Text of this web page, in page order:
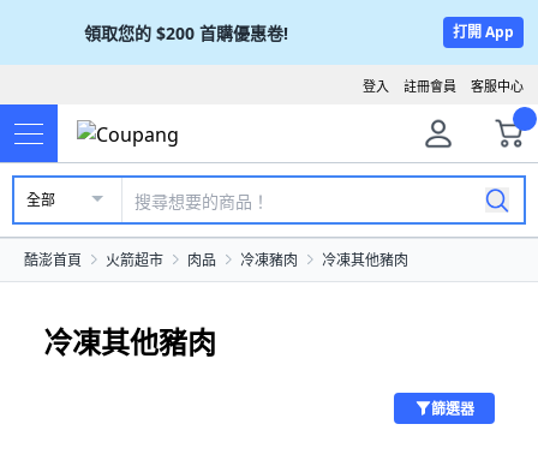
領取您的 $200 首購優惠卷! 打開 App
客服中心
註冊會員
登入
全部
酷澎首頁 火箭超市 肉品 冷凍豬肉 冷凍其他豬肉
冷凍其他豬肉
篩選器